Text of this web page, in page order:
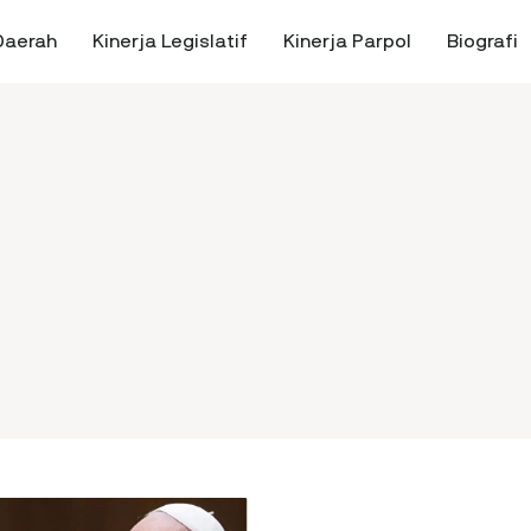
Kinerja Legislatif Kinerja Parpol Biografi